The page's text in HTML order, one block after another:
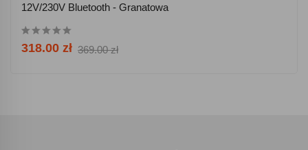
12V/230V Bluetooth - Granatowa
318.00 zł 369.00 zł